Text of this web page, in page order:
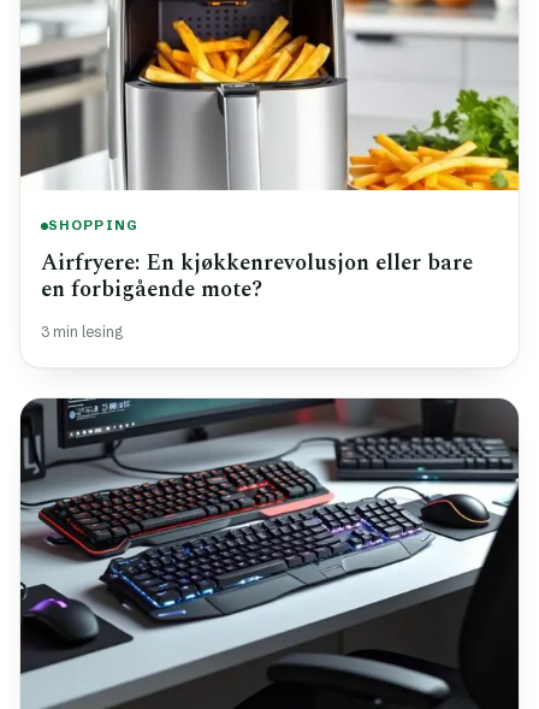
SHOPPING
Airfryere: En kjøkkenrevolusjon eller bare
en forbigående mote?
3 min lesing